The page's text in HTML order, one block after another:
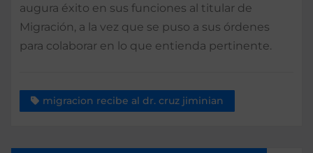
augura éxito en sus funciones al titular de
Migración, a la vez que se puso a sus órdenes
para colaborar en lo que entienda pertinente.
migracion recibe al dr. cruz jiminian